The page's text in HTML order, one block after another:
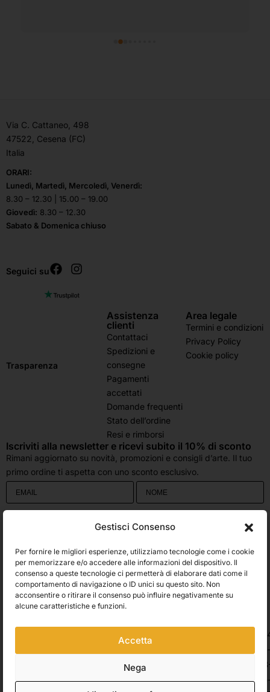
Gestisci Consenso
Per fornire le migliori esperienze, utilizziamo tecnologie come i cookie
per memorizzare e/o accedere alle informazioni del dispositivo. Il
consenso a queste tecnologie ci permetterà di elaborare dati come il
comportamento di navigazione o ID unici su questo sito. Non
acconsentire o ritirare il consenso può influire negativamente su
alcune caratteristiche e funzioni.
Accetta
Nega
Via C. Cattaneo, 498
47522, Cesena (FC)
Italia
ORARI:
Lunedì, Martedì, Mercoledì, Venerdì:
8.30 – 12.30 | 15.00 – 19.00
Giovedì: 8.30 – 12.30
Sabato & Domenica chiuso
Seguici su
Trasparenza
Assistenza
clienti
Contattaci
Spedizioni e
consegne
Pagamenti
accettati
Domande frequenti
Stato dell’ordine
Resi e rimborsi
Area legale
Termini e condizioni
Privacy Policy
Cookie policy
Iscriviti alla newsletter e ricevi subito il 10% di sconto
Rimani aggiornato su novità, promozioni e consigli d’arte. Il tuo
primo ordine ti aspetta con uno sconto esclusivo.
accetti che i dati personali da te forniti vengano trasferiti a Brevo per il
Accetto le condizioni generali e di ricevere le Newsletters.
ISCRIVITI
Spedizioni